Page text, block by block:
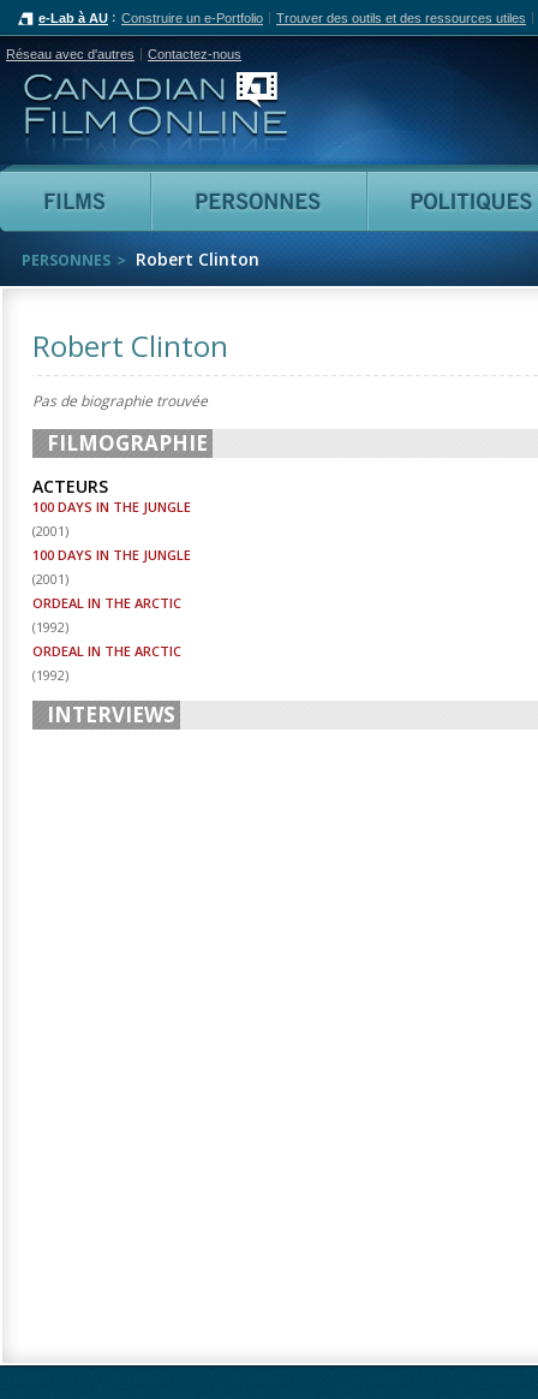
e-Lab à AU Construire un e-Portfolio Trouver des outils et des ressources utiles
Réseau avec d'autres Contactez-nous
Canadian Film Online
Films Personnes
PERSONNES Robert Clinton
Robert Clinton
Pas de biographie trouvée
FILMOGRAPHIE
ACTEURS
100 DAYS IN THE JUNGLE
(2001)
100 DAYS IN THE JUNGLE
(2001)
ORDEAL IN THE ARCTIC
(1992)
ORDEAL IN THE ARCTIC
(1992)
INTERVIEWS